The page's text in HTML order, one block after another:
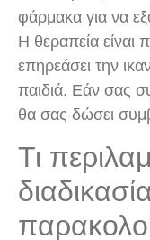
φάρμακα για να
Η θεραπεία είναι
επηρεάσει την
παιδιά. Εάν σας
θα σας δώσει
Τι